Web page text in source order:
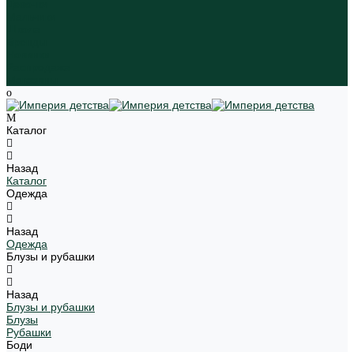
Каталог
Назад
Каталог
Одежда
Назад
Одежда
Блузы и рубашки
Назад
Блузы и рубашки
Блузы
Рубашки
Боди